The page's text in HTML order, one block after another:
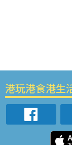
港玩港食港生